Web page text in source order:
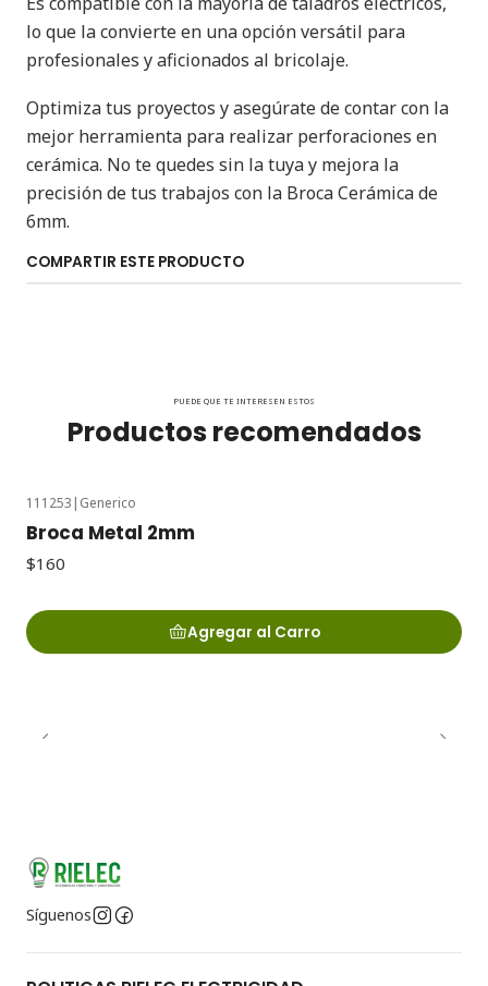
lo que la convierte en una opción versátil para
profesionales y aficionados al bricolaje.
Optimiza tus proyectos y asegúrate de contar con la
mejor herramienta para realizar perforaciones en
cerámica. No te quedes sin la tuya y mejora la
precisión de tus trabajos con la Broca Cerámica de
6mm.
COMPARTIR ESTE PRODUCTO
PUEDE QUE TE INTERESEN ESTOS
Productos recomendados
111253 | Generico
Broca Metal 2mm
$160
Agregar al Carro
Síguenos